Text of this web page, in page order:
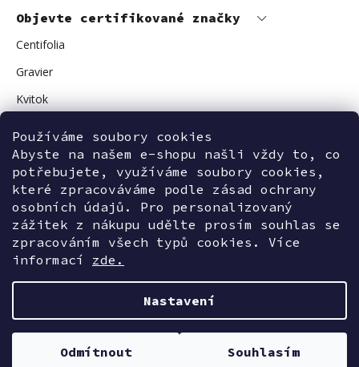
Používáme soubory cookies
Abyste na našem e-shopu našli vždy to, co
potřebujete, využíváme soubory cookies,
které zpracováváme podle zásad ochrany
osobních údajů. Pro personalizovaný
zážitek z nákupu udělte prosím souhlas se
zpracováním všech typů cookies. Více
informací zde.
Nastavení
Odmítnout Souhlasím
Objevte certifikované značky
Centifolia
Gravier
Kvitok
Avant Skincare
Sonnentor
Kontaktujte nás